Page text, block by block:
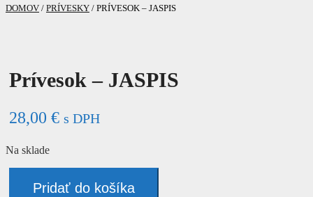
DOMOV / PRÍVESKY / PRÍVESOK – JASPIS
Prívesok – JASPIS
28,00 € s DPH
Na sklade
PrívesokPridať do košíka